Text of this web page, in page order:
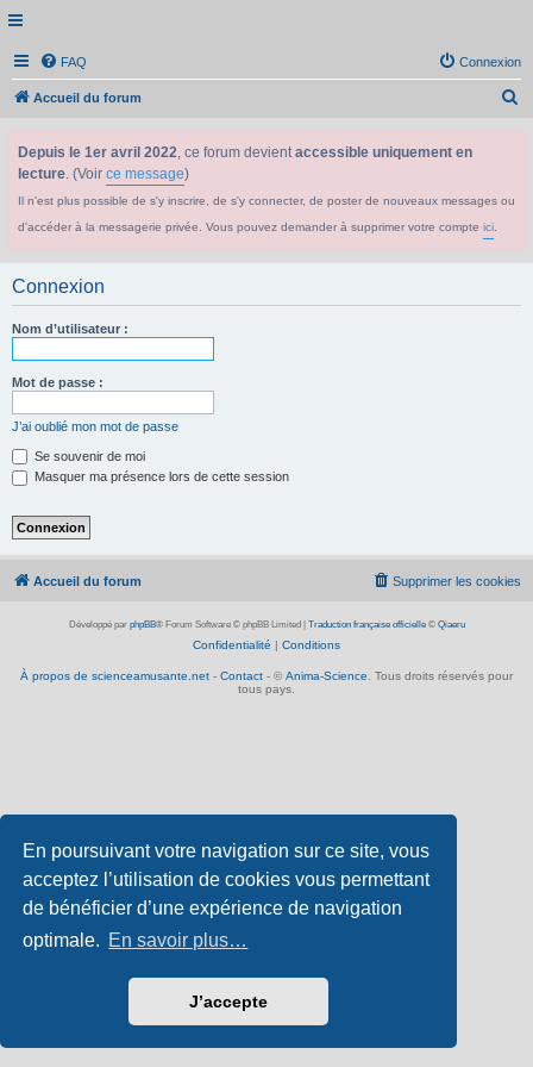
En poursuivant votre navigation sur ce site, vous
acceptez l’utilisation de cookies vous permettant
de bénéficier d’une expérience de navigation
optimale. En savoir plus…
J’accepte
FAQ Connexion
Accueil du forum
Depuis le 1er avril 2022, ce forum devientaccessible uniquement en
lecture. (Voir ce message)
Il n'est plus possible de s'y inscrire, de s'y connecter, de poster de nouveaux messages ou
d'accéder à la messagerie privée. Vous pouvez demander à supprimer votre compte ici
Connexion
Nom d’utilisateur :
Mot de passe :
J’ai oublié mon mot de passe
Se souvenir de moi
Masquer ma présence lors de cette session
Accueil du forum Supprimer les cookies
Développé par phpBB® Forum Software © phpBB Limited Traduction française officielle© Qiaeru
Confidentialité | Conditions
À propos de scienceamusante.net - Contact - © Anima-Science . Tous droits réservés pour
tous pays.